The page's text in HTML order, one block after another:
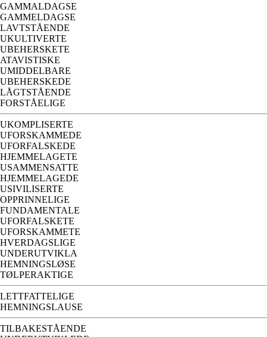
GAMMALDAGSE
GAMMELDAGSE
LAVTSTÅENDE
UKULTIVERTE
UBEHERSKETE
ATAVISTISKE
UMIDDELBARE
UBEHERSKEDE
LÅGTSTÅENDE
FORSTÅELIGE
UKOMPLISERTE
UFORSKAMMEDE
UFORFALSKEDE
HJEMMELAGETE
USAMMENSATTE
HJEMMELAGEDE
USIVILISERTE
OPPRINNELIGE
FUNDAMENTALE
UFORFALSKETE
UFORSKAMMETE
HVERDAGSLIGE
UNDERUTVIKLA
HEMNINGSLØSE
TØLPERAKTIGE
LETTFATTELIGE
HEMNINGSLAUSE
TILBAKESTÅENDE